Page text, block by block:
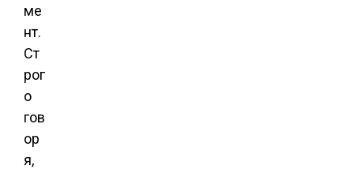
ме
нт.
Ст
рог
о
гов
ор
я,